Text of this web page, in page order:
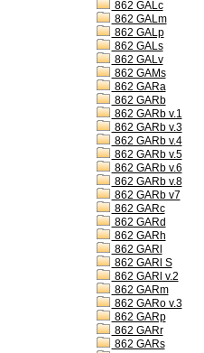
862 GALc
862 GALm
862 GALp
862 GALs
862 GALv
862 GAMs
862 GARa
862 GARb
862 GARb v.1
862 GARb v.3
862 GARb v.4
862 GARb v.5
862 GARb v.6
862 GARb v.8
862 GARb v7
862 GARc
862 GARd
862 GARh
862 GARl
862 GARl S
862 GARl v.2
862 GARm
862 GARo v.3
862 GARp
862 GARr
862 GARs